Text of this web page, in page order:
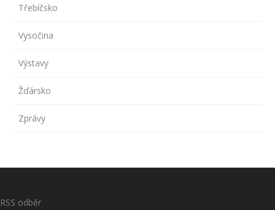
Třebíčsko
Vysočina
Výstavy
Žďársko
Zprávy
RSS odběr